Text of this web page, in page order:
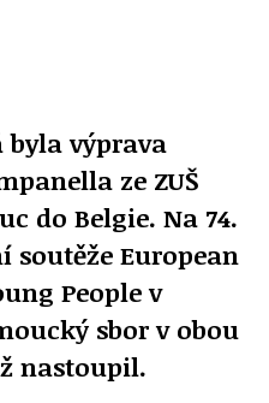
byla výprava
ze ZUŠ
do Belgie. Na 74.
European
People v
sbor v obou
nastoupil.